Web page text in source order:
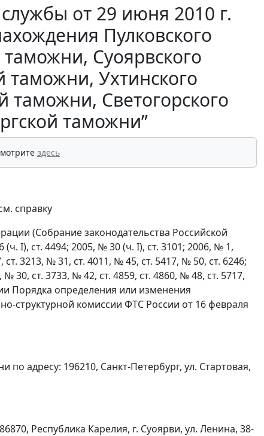
от 29 июня 2010 г.
Пулковского
Суоярвского
таможни, Ухтинского
таможни, Светогорского
таможни”
здесь
справку
(Собрание законодательства Российской
I), ст. 4494; 2005, № 30 (ч. I), ст. 3101; 2006, № 1,
3213, № 31, ст. 4011, № 45, ст. 5417, № 50, ст. 6246;
30, ст. 3733, № 42, ст. 4859, ст. 4860, № 48, ст. 5717,
Порядка определения или изменения
структурной комиссии ФТС России от 16 февраля
по адресу: 196210, Санкт-Петербург, ул. Стартовая,
Республика Карелия, г. Суоярви, ул. Ленина, 38-